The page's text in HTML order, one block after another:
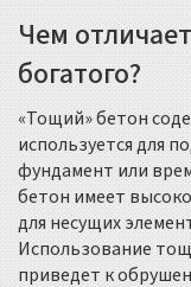
Чем
богатого?
«Тощий» бетон
используется для
фундамент или
бетон имеет
для несущих
Использование
приведет к